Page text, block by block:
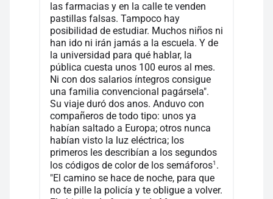
las farmacias y en la calle te venden
pastillas falsas. Tampoco hay
posibilidad de estudiar. Muchos niños ni
han ido ni irán jamás a la escuela. Y de
la universidad para qué hablar, la
pública cuesta unos 100 euros al mes.
Ni con dos salarios íntegros consigue
una familia convencional pagársela".
Su viaje duró dos anos. Anduvo con
compañeros de todo tipo: unos ya
habían saltado a Europa; otros nunca
habían visto la luz eléctrica; los
primeros les describían a los segundos
los códigos de color de los semáforos1 .
"El camino se hace de noche, para que
no te pille la policía y te obligue a volver.